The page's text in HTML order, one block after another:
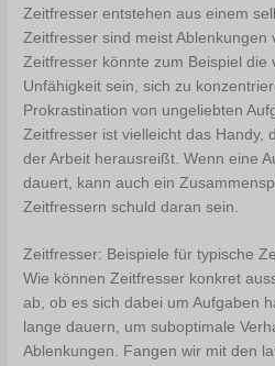
Zeitfresser entstehen aus einem
Zeitfresser sind meist
Zeitfresser könnte zum Beispiel die
Unfähigkeit sein, sich zu
Prokrastination von ungeliebten
Zeitfresser ist vielleicht das Handy,
der Arbeit herausreißt. Wenn eine
dauert, kann auch ein
Zeitfressern schuld daran sein.
Zeitfresser: Beispiele für typische
Wie können Zeitfresser konkret
ab, ob es sich dabei um Aufgaben
lange dauern, um suboptimale
Ablenkungen. Fangen wir mit den